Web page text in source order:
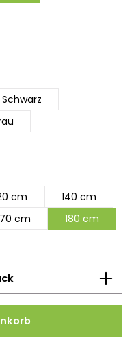
cm
140 cm
cm
180 cm
Wert